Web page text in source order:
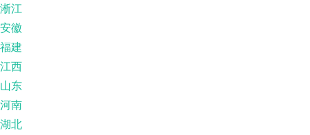
淅江
安徽
福建
江西
山东
河南
湖北